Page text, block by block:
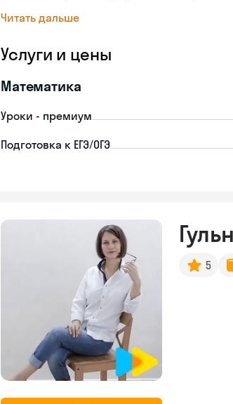
Читать дальше
Услуги и цены
Математика
Уроки - премиум
Подготовка к ЕГЭ/ОГЭ
5